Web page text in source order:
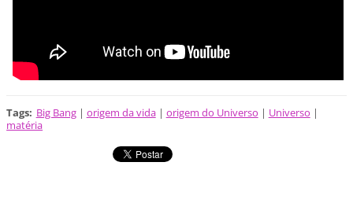
Tags: Big Bang | origem da vida | origem do Universo | Universo |
matéria